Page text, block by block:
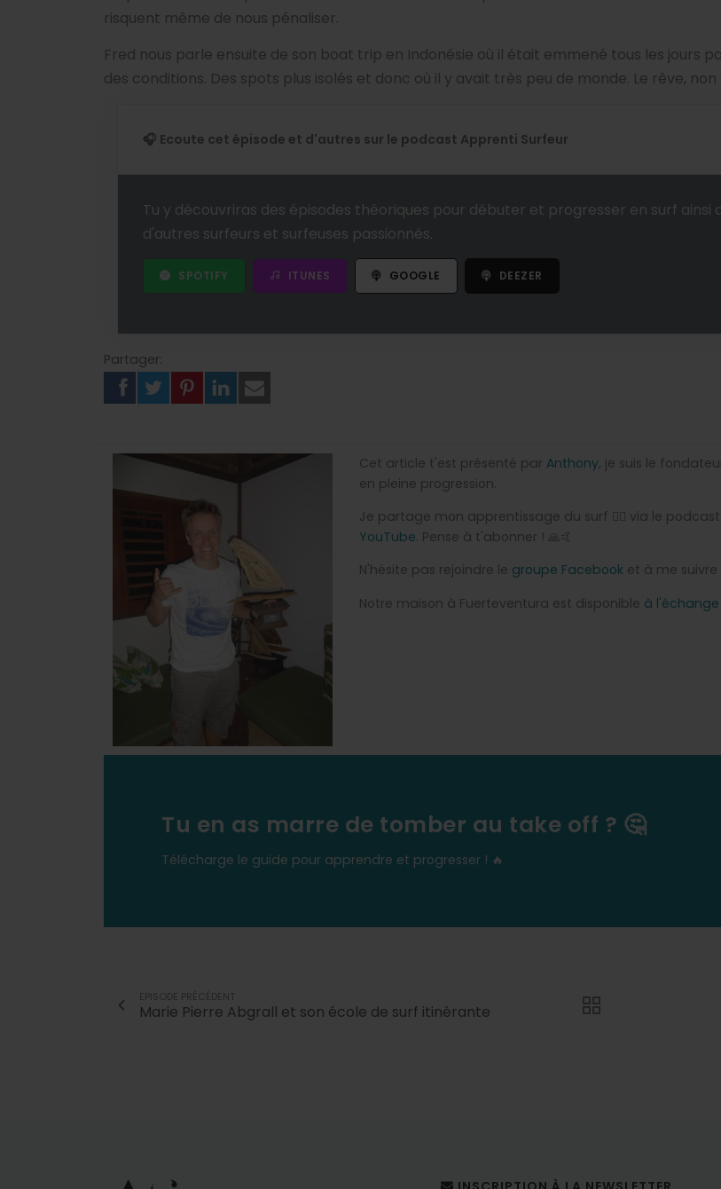
risquent même de nous pénaliser.
Fred nous parle ensuite de son boat trip en Indonésie où il était emmené tous les jours
des conditions. Des spots plus isolés et donc où il y avait très peu de monde. Le rêve, non
🎧 Ecoute cet épisode et d'autres sur le podcast Apprenti Surfeur
Tu y découvriras des épisodes théoriques pour débuter et progresser en surf ainsi
d'autres surfeurs et surfeuses passionnés.
SPOTIFY ITUNES GOOGLE DEEZER
Partager:
Cet article t'est présenté par Anthony, je suis le
en pleine progression.
Je partage mon apprentissage du surf 🏄‍♂️ via le
YouTube. Pense à t'abonner ! 🙏🤙
N'hésite pas rejoindre le groupe Facebook et à me suivre
Notre maison à Fuerteventura est disponible à l'échange
Tu en as marre de tomber au take off ? 🤔
Télécharge le guide pour apprendre et progresser ! 🔥
EPISODE PRÉCÉDENT
Marie Pierre Abgrall et son école de surf itinérante